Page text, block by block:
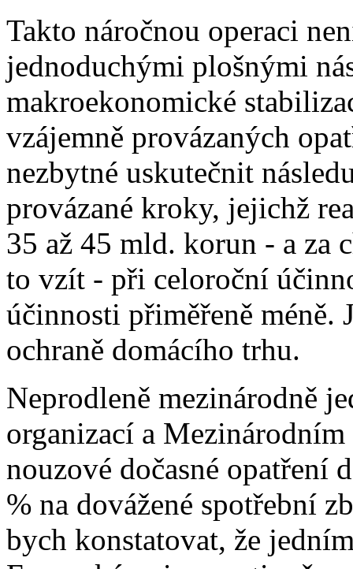
Takto náročnou operaci
jednoduchými plošnými
makroekonomické
vzájemně provázaných
nezbytné uskutečnit
provázané kroky, jejichž
35 až 45 mld. korun - a za
to vzít - při celoroční
účinnosti přiměřeně méně.
ochraně domácího trhu.
Neprodleně mezinárodně
organizací a
nouzové dočasné opatření
% na dovážené spotřební
bych konstatovat, že